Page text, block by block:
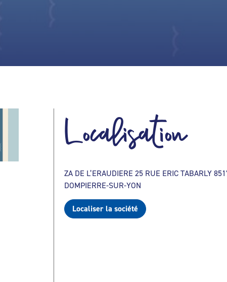
Localisation
ZA DE L’ERAUDIERE 25 RUE ERIC TABARLY
DOMPIERRE-SUR-YON
Localiser la société